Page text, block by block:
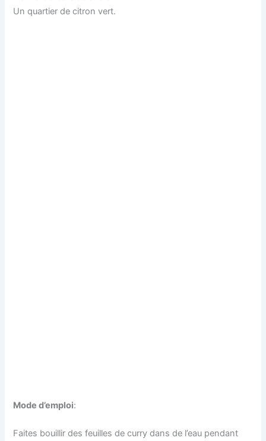
Un quartier de citron vert.
Mode d’emploi:
Faites bouillir des feuilles de curry dans de l’eau pendant